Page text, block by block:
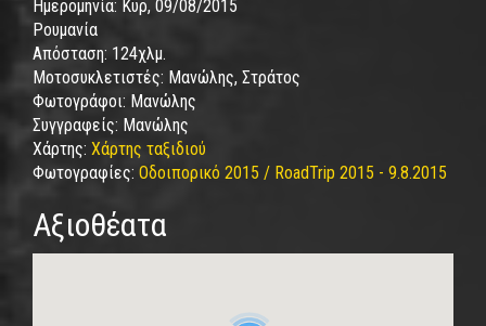
Ημερομηνία: Κυρ, 09/08/2015
Ρουμανία
Απόσταση: 124χλμ.
Μοτοσυκλετιστές: Μανώλης, Στράτος
Φωτογράφοι: Μανώλης
Συγγραφείς: Μανώλης
Χάρτης: Χάρτης ταξιδιού
Φωτογραφίες: Οδοιπορικό 2015 / RoadTrip 2015 - 9.8.2015
Αξιοθέατα